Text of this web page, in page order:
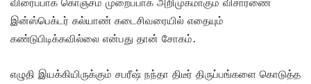
இன்ஸ்பெக்டர் கல்யாண் கடைசிவரையில் எதையும்
கண்டுபிடிக்கவில்லை என்பது தான் சோகம்.
எழுதி இயக்கியிருக்கும் சபரீஷ் நந்தா திடீர் திருப்பங்களை கொடுத்த